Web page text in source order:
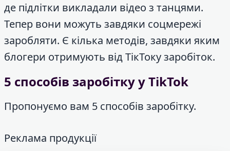
де підлітки викладали відео з танцями.
Тепер вони можуть завдяки соцмережі
заробляти. Є кілька методів, завдяки яким
блогери отримують від ТікТоку заробіток.
5 способів заробітку у TikTok
Пропонуємо вам 5 способів заробітку.
Реклама продукції